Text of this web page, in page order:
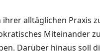
ihrer alltäglichen Praxis
Miteinander zu
Darüber hinaus soll